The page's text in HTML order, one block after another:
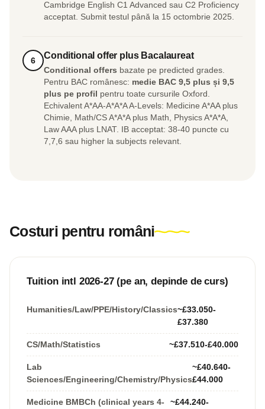
Cambridge English C1 Advanced sau C2 Proficiency
acceptat. Submit testul până la 15 octombrie 2025.
6 Conditional offer plus Bacalaureat
Conditional offers bazate pe predicted grades.
Pentru BAC românesc: medie BAC 9,5 plus și 9,5
plus pe profil
pentru toate cursurile Oxford.
Echivalent A*AA-A*A*A A-Levels: Medicine A*AA plus
Chimie, Math/CS A*A*A plus Math, Physics A*A*A,
Law AAA plus LNAT. IB acceptat: 38-40 puncte cu
7,7,6 sau higher la subjects relevant.
Costuri pentru români
Tuition intl 2026-27 (pe an, depinde de curs)
Humanities/Law/PPE/History/Classics~£33.050-
£37.380
CS/Math/Statistics ~£37.510-£40.000
Lab
Sciences/Engineering/Chemistry/Physics
~£40.640-
£44.000
Medicine BMBCh (clinical years 4-
~£44.240-